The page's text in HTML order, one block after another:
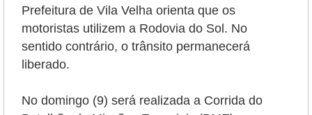
Prefeitura de Vila Velha orienta que os
motoristas utilizem a Rodovia do Sol. No
sentido contrário, o trânsito permanecerá
liberado.
No domingo (9) será realizada a Corrida do